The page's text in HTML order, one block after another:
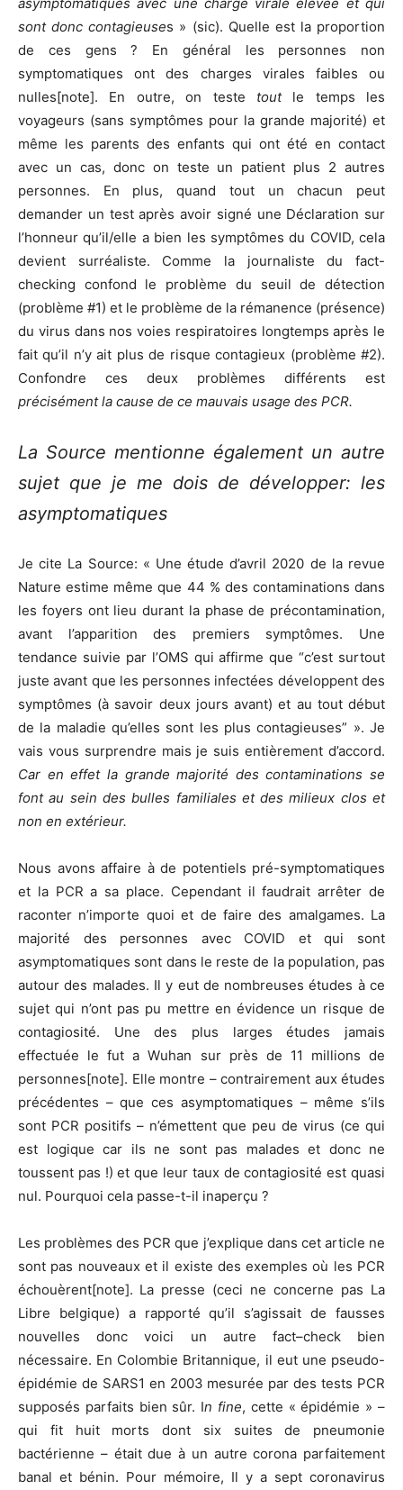
sont donc contagieuses » (sic). Quelle est la proportion
de ces gens ? En général les personnes non
symptomatiques ont des charges virales faibles ou
nulles[note]. En outre, on teste toutle temps les
voyageurs (sans symptômes pour la grande majorité) et
même les parents des enfants qui ont été en contact
avec un cas, donc on teste un patient plus 2 autres
personnes. En plus, quand tout un chacun peut
demander un test après avoir signé une Déclaration sur
l’honneur qu’il/elle a bien les symptômes du COVID, cela
devient surréaliste. Comme la journaliste du fact-
checking confond le problème du seuil de détection
(problème #1) et le problème de la rémanence (présence)
du virus dans nos voies respiratoires longtemps après le
fait qu’il n’y ait plus de risque contagieux (problème #2).
Confondre ces deux problèmes différents est
précisément la cause de ce mauvais usage des PCR.
La Source mentionne également un autre
sujet que je me dois de développer: les
asymptomatiques
Je cite La Source: « Une étude d’avril 2020 de la revue
Nature estime même que 44 % des contaminations dans
les foyers ont lieu durant la phase de précontamination,
avant l’apparition des premiers symptômes. Une
tendance suivie par l’OMS qui affirme que “c’est surtout
juste avant que les personnes infectées développent des
symptômes (à savoir deux jours avant) et au tout début
de la maladie qu’elles sont les plus contagieuses” ». Je
vais vous surprendre mais je suis entièrement d’accord.
Car en effet la grande majorité des contaminations se
font au sein des bulles familiales et des milieux clos et
non en extérieur.
Nous avons affaire à de potentiels pré-symptomatiques
et la PCR a sa place. Cependant il faudrait arrêter de
raconter n’importe quoi et de faire des amalgames. La
majorité des personnes avec COVID et qui sont
asymptomatiques sont dans le reste de la population, pas
autour des malades. Il y eut de nombreuses études à ce
sujet qui n’ont pas pu mettre en évidence un risque de
contagiosité. Une des plus larges études jamais
effectuée le fut a Wuhan sur près de 11 millions de
personnes[note]. Elle montre – contrairement aux études
précédentes – que ces asymptomatiques – même s’ils
sont PCR positifs – n’émettent que peu de virus (ce qui
est logique car ils ne sont pas malades et donc ne
toussent pas !) et que leur taux de contagiosité est quasi
nul. Pourquoi cela passe-t-il inaperçu ?
Les problèmes des PCR que j’explique dans cet article ne
sont pas nouveaux et il existe des exemples où les PCR
échouèrent[note]. La presse (ceci ne concerne pas La
Libre belgique) a rapporté qu’il s’agissait de fausses
nouvelles donc voici un autre fact–check bien
nécessaire. En Colombie Britannique, il eut une pseudo-
épidémie de SARS1 en 2003 mesurée par des tests PCR
supposés parfaits bien sûr. In fine, cette « épidémie » –
qui fit huit morts dont six suites de pneumonie
bactérienne – était due à un autre corona parfaitement
banal et bénin. Pour mémoire, Il y a sept coronavirus